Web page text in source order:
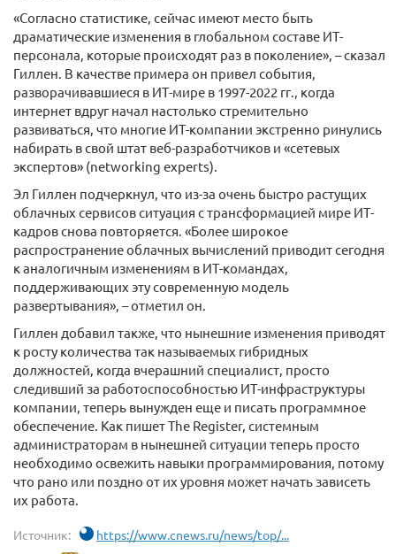
«Согласно статистике, сейчас имеют место быть
драматические изменения в глобальном составе ИТ-
персонала, которые происходят раз в поколение», – сказал
Гиллен. В качестве примера он привел события,
разворачивавшиеся в ИТ-мире в 1997-2022 гг., когда
интернет вдруг начал настолько стремительно
развиваться, что многие ИТ-компании экстренно ринулись
набирать в свой штат веб-разработчиков и «сетевых
экспертов» (networking experts).
Эл Гиллен подчеркнул, что из-за очень быстро растущих
облачных сервисов ситуация с трансформацией мире ИТ-
кадров снова повторяется. «Более широкое
распространение облачных вычислений приводит сегодня
к аналогичным изменениям в ИТ-командах,
поддерживающих эту современную модель
развертывания», – отметил он.
Гиллен добавил также, что нынешние изменения приводят
к росту количества так называемых гибридных
должностей, когда вчерашний специалист, просто
следивший за работоспособностью ИТ-инфраструктуры
компании, теперь вынужден еще и писать программное
обеспечение. Как пишет The Register, системным
администраторам в нынешней ситуации теперь просто
необходимо освежить навыки программирования, потому
что рано или поздно от их уровня может начать зависеть
их работа.
Источник: https://www.cnews.ru/news/top/...